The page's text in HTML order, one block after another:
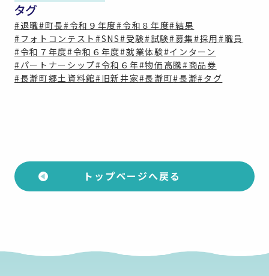
タグ
#退職#町長#令和９年度#令和８年度#結果
#フォトコンテスト#SNS#受験#試験#募集#採用#職員
#令和７年度#令和６年度#就業体験#インターン
#パートナーシップ#令和６年#物価高騰#商品券
#長瀞町郷土資料館#旧新井家#長瀞町#長瀞#タグ
トップページへ戻る